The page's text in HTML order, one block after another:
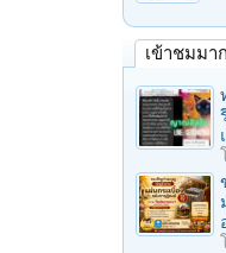
เข้าชมมาก